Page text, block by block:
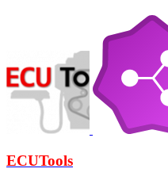
ECUTools